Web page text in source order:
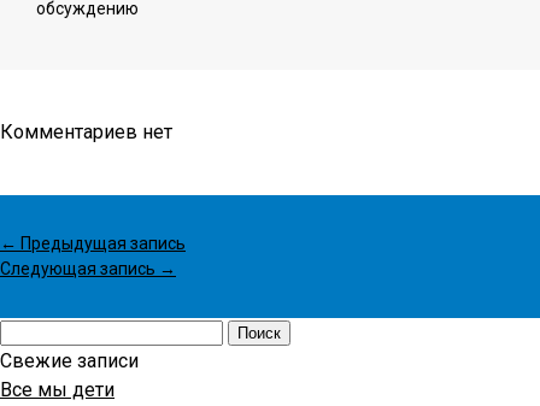
обсуждению
Комментариев нет
← Предыдущая запись
Следующая запись →
Свежие записи
Все мы дети